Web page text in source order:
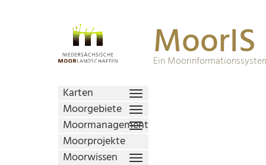
MoorIS
Ein
Karten
Moorgebiete
Moormanagement
Moorprojekte
Moorwissen